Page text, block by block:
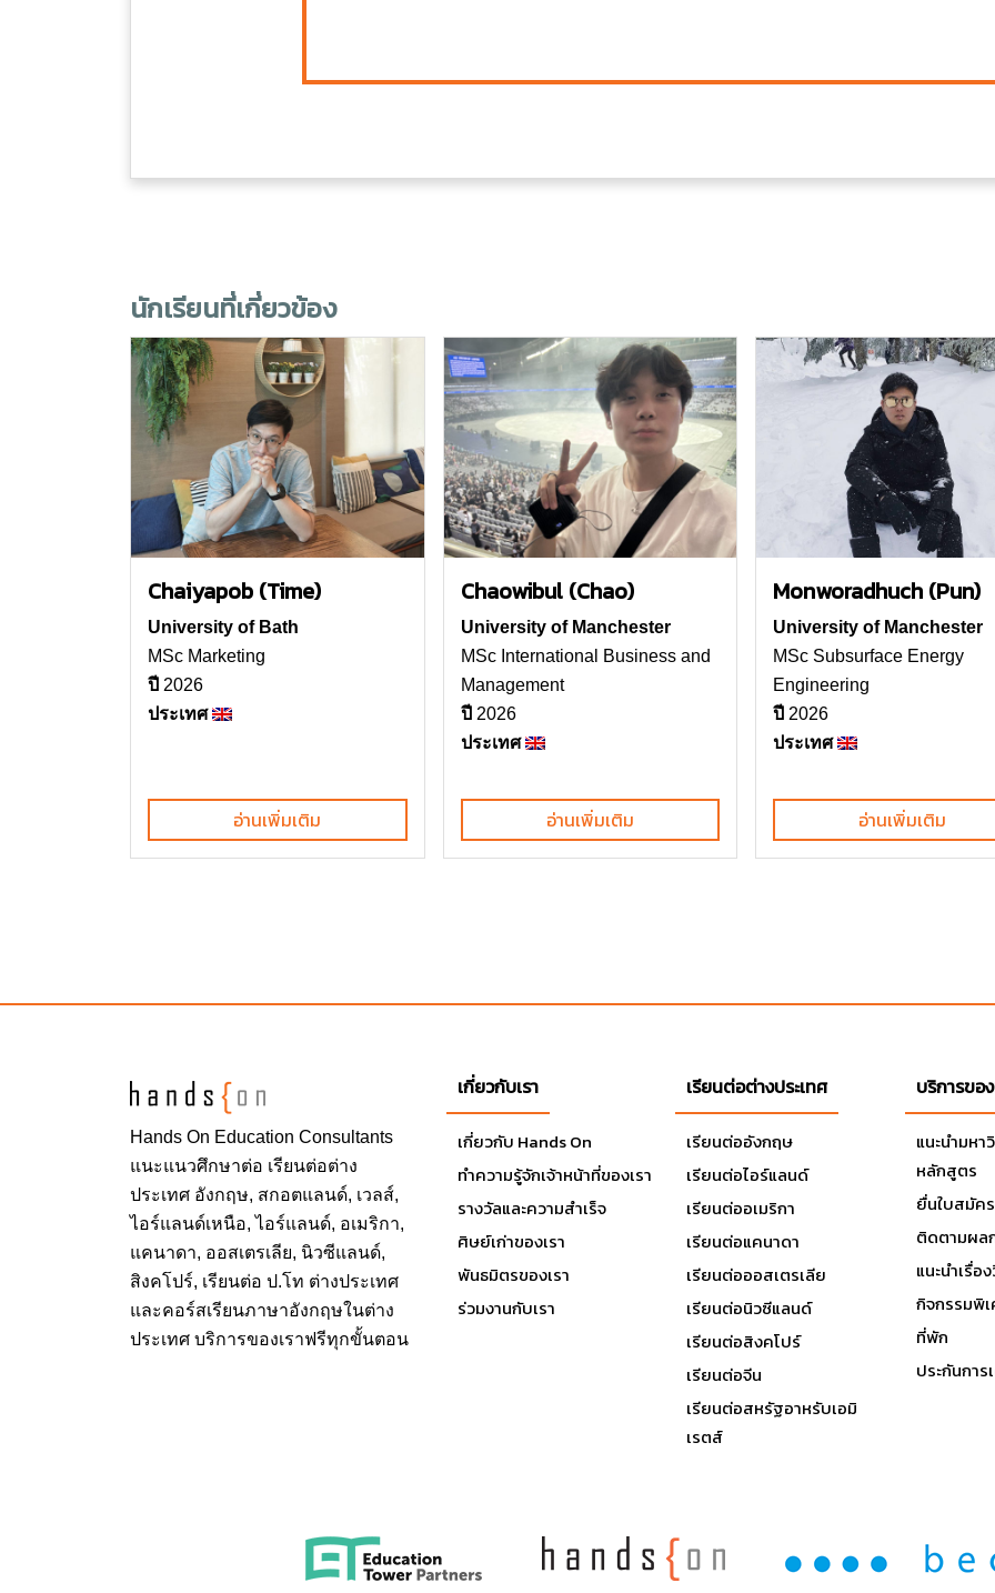
นักเรียนที่เกี่ยวข้อง
Chaiyapob (Time)
University of Bath
MSc Marketing
ปี 2026
ประเทศ
อ่านเพิ่มเติม
Chaowibul (Chao)
University of Manchester
MSc International Business and
Management
ปี 2026
ประเทศ
อ่านเพิ่มเติม
Monworadhuch (Pun)
University of Manchester
MSc Subsurface Energy
Engineering
ปี 2026
ประเทศ
อ่านเพิ่มเติม
Hands On Education Consultants
แนะแนวศึกษาต่อ เรียนต่อต่าง
ประเทศ อังกฤษ, สกอตแลนด์, เวลส์,
ไอร์แลนด์เหนือ, ไอร์แลนด์, อเมริกา,
แคนาดา, ออสเตรเลีย, นิวซีแลนด์,
สิงคโปร์, เรียนต่อ ป.โท ต่างประเทศ
และคอร์สเรียนภาษาอังกฤษในต่าง
ประเทศ บริการของเราฟรีทุกขั้นตอน
เกี่ยวกับเรา
เกี่ยวกับ Hands On
ทำความรู้จักเจ้าหน้าที่ของเรา
รางวัลและความสำเร็จ
ศิษย์เก่าของเรา
พันธมิตรของเรา
ร่วมงานกับเรา
เรียนต่อต่างประเทศ
เรียนต่ออังกฤษ
เรียนต่อไอร์แลนด์
เรียนต่ออเมริกา
เรียนต่อแคนาดา
เรียนต่อออสเตรเลีย
เรียนต่อนิวซีแลนด์
เรียนต่อสิงคโปร์
เรียนต่อจีน
เรียนต่อสหรัฐอาหรับเอมิ
เรตส์
บริการของ
แนะนำมหา
หลักสูตร
ยื่นใบสมัคร
ติดตามผล
แนะนำเรื่อ
กิจกรรมพิ
ที่พัก
ประกันการ